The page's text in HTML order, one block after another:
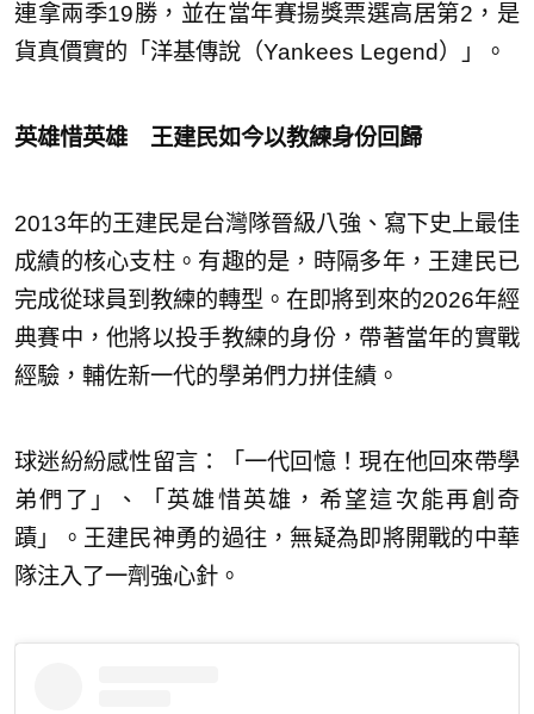
連拿兩季19勝，並在當年賽揚獎票選高居第2，是
貨真價實的「洋基傳說（Yankees Legend）」。
英雄惜英雄 王建民如今以教練身份回歸
2013年的王建民是台灣隊晉級八強、寫下史上最佳
成績的核心支柱。有趣的是，時隔多年，王建民已
完成從球員到教練的轉型。在即將到來的2026年經
典賽中，他將以投手教練的身份，帶著當年的實戰
經驗，輔佐新一代的學弟們力拼佳績。
球迷紛紛感性留言：「一代回憶！現在他回來帶學
弟們了」、「英雄惜英雄，希望這次能再創奇
蹟」。王建民神勇的過往，無疑為即將開戰的中華
隊注入了一劑強心針。